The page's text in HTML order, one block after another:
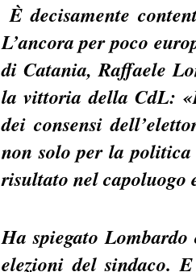
È decisamente
L’ancora per poco
di Catania, Raffaele
la vittoria della CdL:
dei consensi
non solo per la politica
risultato nel capoluogo
Ha spiegato
elezioni del sindaco.